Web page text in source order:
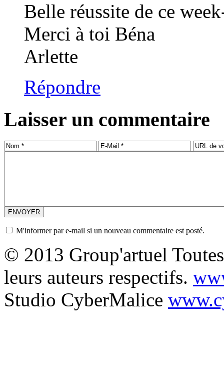
Belle réussite de ce
Merci à toi Béna
Arlette
Répondre
Laisser un commentaire
M'informer par e-mail si un nouveau commentaire est posté.
© 2013 Group'artuel
leurs auteurs respectifs.
Studio CyberMalice